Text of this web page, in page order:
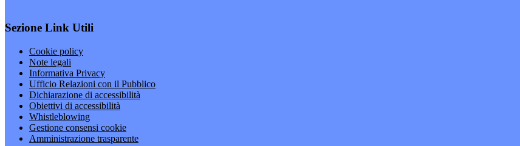
Sezione Link Utili
Cookie policy
Note legali
Informativa Privacy
Ufficio Relazioni con il Pubblico
Dichiarazione di accessibilità
Obiettivi di accessibilità
Whistleblowing
Gestione consensi cookie
Amministrazione trasparente